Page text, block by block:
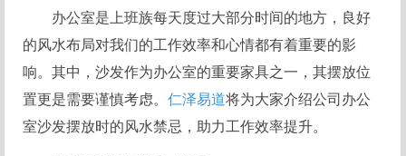
办公室是上班族每天度过大部分时间的地方，良好
的风水布局对我们的工作效率和心情都有着重要的影
响。其中，沙发作为办公室的重要家具之一，其摆放位
置更是需要谨慎考虑。仁泽易道将为大家介绍公司办公
室沙发摆放时的风水禁忌，助力工作效率提升。